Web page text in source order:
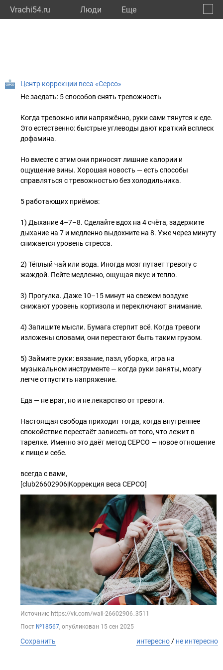
Vrachi54.ru Люди Eще
Центр коррекции веса «Серсо»
Не заедать: 5 способов снять тревожность
Когда тревожно или напряжённо, руки сами тянутся к еде.
Это естественно: быстрые углеводы дают краткий всплеск
дофамина.
Но вместе с этим они приносят лишние калории и
ощущение вины. Хорошая новость — есть способы
справляться с тревожностью без холодильника.
5 работающих приёмов:
1) Дыхание 4–7–8. Сделайте вдох на 4 счёта, задержите
дыхание на 7 и медленно выдохните на 8. Уже через минуту
снижается уровень стресса.
2) Тёплый чай или вода. Иногда мозг путает тревогу с
жаждой. Пейте медленно, ощущая вкус и тепло.
3) Прогулка. Даже 10–15 минут на свежем воздухе
снижают уровень кортизола и переключают внимание.
4) Запишите мысли. Бумага стерпит всё. Когда тревоги
изложены словами, они перестают быть таким грузом.
5) Займите руки: вязание, пазл, уборка, игра на
музыкальном инструменте — когда руки заняты, мозгу
легче отпустить напряжение.
Еда — не враг, но и не лекарство от тревоги.
Настоящая свобода приходит тогда, когда внутреннее
спокойствие перестаёт зависеть от того, что лежит в
тарелке. Именно это даёт метод СЕРСО — новое отношение
к пище и себе.
всегда с вами,
[club26602906|Коррекция веса СЕРСО]
Источник: https://vk.com/wall-26602906_3511
Пост №18567, опубликован 15 сен 2025
Сохранить интересно / не интересно